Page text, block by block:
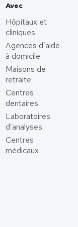
Avec
Hôpitaux et
cliniques
Agences d’aide
à domicile
Maisons de
retraite
Centres
dentaires
Laboratoires
d’analyses
Centres
médicaux